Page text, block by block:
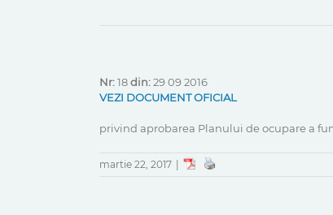
Nr:18din:29 09 2016
VEZI DOCUMENT OFICIAL
privind aprobarea Planului de ocupare a
martie 22, 2017